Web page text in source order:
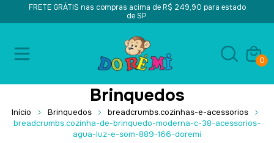
FRETE GRÁTIS nas compras acima de R$ 249,90 para estado
de SP.
0
Brinquedos
Início Brinquedos
breadcrumbs.cozinhas-e-acessorios
breadcrumbs.cozinha-de-brinquedo-moderna-c-38-acessorios-
agua-luz-e-som-889-166-doremi